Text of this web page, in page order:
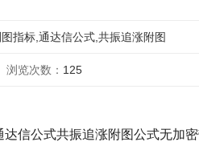
指标,通达信公式,共振追涨附图
浏览次数： 125
达信公式共振追涨附图公式无加